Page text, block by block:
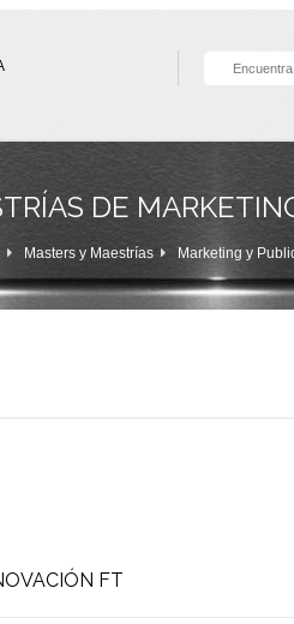
DE
Masters y Maestrías Marketing y
FT